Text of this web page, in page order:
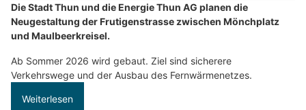
Die Stadt Thun und die Energie Thun AG planen die
Neugestaltung der Frutigenstrasse zwischen Mönchplatz
und Maulbeerkreisel.
Ab Sommer 2026 wird gebaut. Ziel sind sicherere
Verkehrswege und der Ausbau des Fernwärmenetzes.
Weiterlesen